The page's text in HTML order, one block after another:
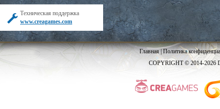
Техническая поддержка
www.creagames.com
Главная|Политика
COPYRIGHT © 2014-2026